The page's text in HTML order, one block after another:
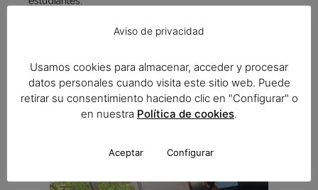
como otros recursos en formato electrónico.
con las que cuentan todas nuestras aulas, nos permiten
acceder a las nuevas tecnologías con el fin deinnovar
en el ámbito de la educación, siendo su impacto en los
alumnos muy enriquecedor y positivo.
Aviso de privacidad
Usamos cookies para almacenar, acceder y procesar
datos personales cuando visita este sitio web. Puede
retirar su consentimiento haciendo clic en "Configurar" o
en nuestra Política de cookies.
Aceptar Configurar